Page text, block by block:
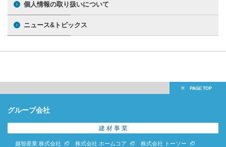
個人情報の取り扱いについて
ニュース&トピックス
グループ会社
建 材 事 業
越智産業 株式会社 株式会社 ホームコア
株式会社 トーソー